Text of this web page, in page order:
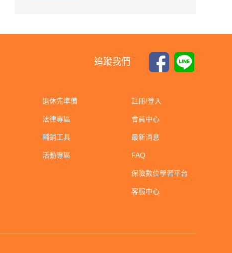
追蹤我們
退休先準備
法律專區
輔銷工具
活動專區
註冊/登入
會員中心
最新消息
FAQ
保險數位學習平台
客服中心